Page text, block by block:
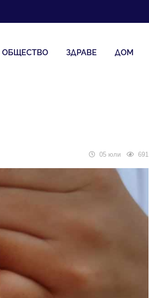
ОБЩЕСТВО ЗДРАВЕ ДОМ
05 юли 691